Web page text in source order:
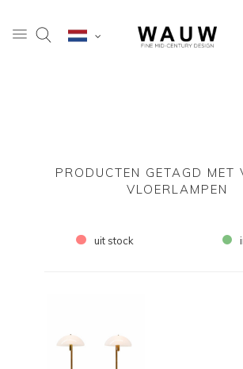
PRODUCTEN GETAGD MET
VLOERLAMPEN
uit stock